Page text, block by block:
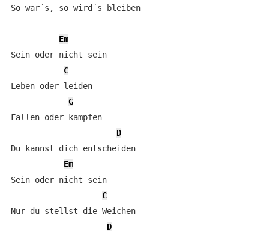
So war´s, so wird´s bleiben
Em
Sein oder nicht sein
C
Leben oder leiden
G
Fallen oder kämpfen
D
Du kannst dich entscheiden
Em
Sein oder nicht sein
C
Nur du stellst die Weichen
D